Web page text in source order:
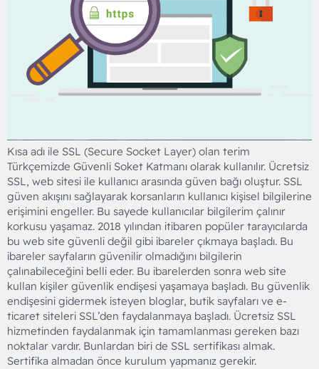
Kısa adı ile SSL (Secure Socket Layer) olan terim
Türkçemizde Güvenli Soket Katmanı olarak kullanılır. Ücretsiz
SSL, web sitesi ile kullanıcı arasında güven bağı oluştur. SSL
güven akışını sağlayarak korsanların kullanıcı kişisel bilgilerine
erişimini engeller. Bu sayede kullanıcılar bilgilerim çalınır
korkusu yaşamaz. 2018 yılından itibaren popüler tarayıcılarda
bu web site güvenli değil gibi ibareler çıkmaya başladı. Bu
ibareler sayfaların güvenilir olmadığını bilgilerin
çalınabileceğini belli eder. Bu ibarelerden sonra web site
kullan kişiler güvenlik endişesi yaşamaya başladı. Bu güvenlik
endişesini gidermek isteyen bloglar, butik sayfaları ve e-
ticaret siteleri SSL’den faydalanmaya başladı. Ücretsiz SSL
hizmetinden faydalanmak için tamamlanması gereken bazı
noktalar vardır. Bunlardan biri de SSL sertifikası almak.
Sertifika almadan önce kurulum yapmanız gerekir.